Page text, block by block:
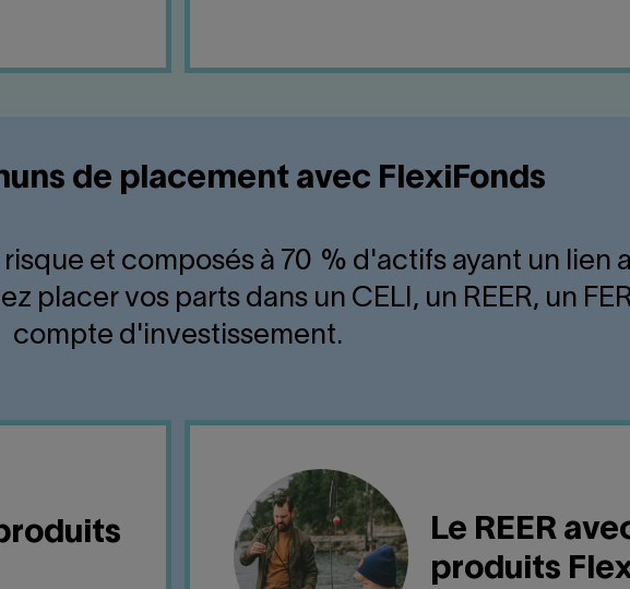
de placement avec FlexiFonds
et composés à 70 % d'actifs ayant un lien
placer vos parts dans un CELI, un REER, un
compte d'investissement.
Le REER
produits